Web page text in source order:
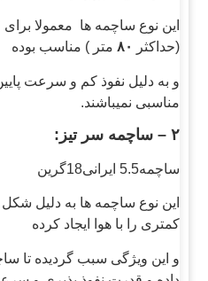
این نوع ساچمه ها معمولا
(حداکثر
۸۰ متر ) مناسب بوده
و به دلیل نفوذ کم و سرعت
مناسبی نمیباشند.
۲ – ساچمه سر تیز:
ساچمه5.5 ایرانی18گرین
این نوع ساچمه ها به دلیل
کمتری را با هوا ایجاد کرده
و این ویژگی سبب گردیده تا